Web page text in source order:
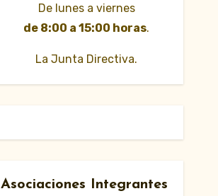
De lunes a viernes
de 8:00 a 15:00 horas.
La Junta Directiva.
Asociaciones Integrantes